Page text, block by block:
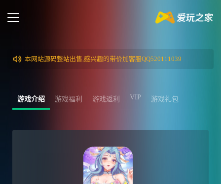
本网站源码整站出售,感兴趣的带价加客服QQ520111039
游戏介绍 游戏福利 游戏返利 VIP 游戏礼包